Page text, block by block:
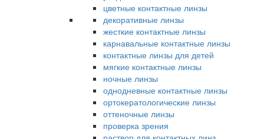
цветные контактные линзы
декоративные линзы
жесткие контактные линзы
карнавальные контактные линзы
контактные линзы для детей
мягкие контактные линзы
ночные линзы
однодневные контактные линзы
ортокератологические линзы
оттеночные линзы
проверка зрения